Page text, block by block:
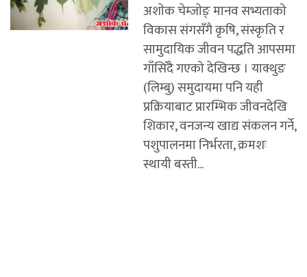
अशाेक चेम्जाेङ् मानव सभ्यताको
विकास संगसँगै कृषि, संस्कृति र
सामुदायिक जीवन पद्धति आपसमा
गाँसिँदै गएको देखिन्छ । याक्थुङ
(लिम्बु) समुदायमा पनि यही
प्रक्रियाबाट प्रारम्भिक जीवनदेखि
शिकार, वनजन्य खाद्य संकलन गर्ने,
पशुपालनमा निर्भरता, क्रमशः
स्थायी बस्ती...